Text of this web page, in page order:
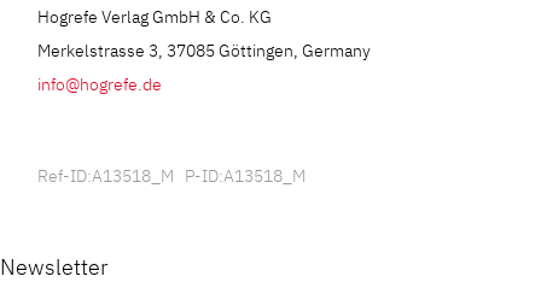
Hogrefe Verlag GmbH & Co. KG
Merkelstrasse 3, 37085 Göttingen, Germany
info@hogrefe.de
Ref-ID:A13518_M P-ID:A13518_M
Newsletter